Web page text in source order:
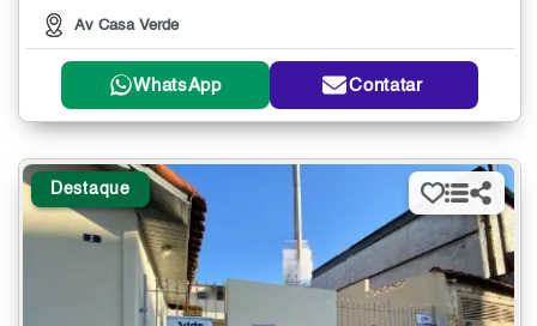
Av Casa Verde
WhatsApp Contatar
Destaque